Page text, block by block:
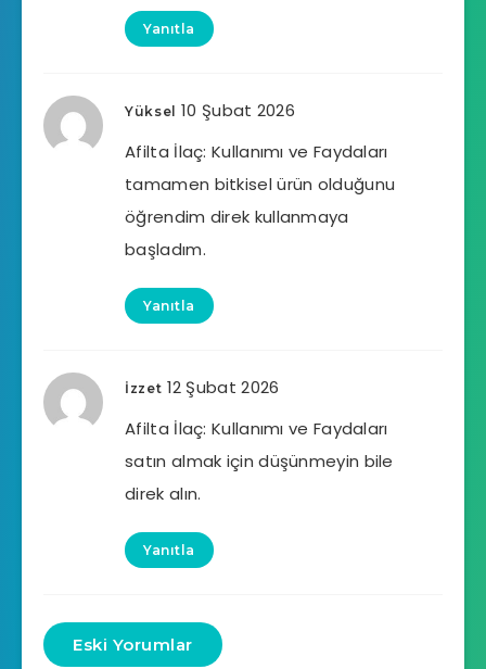
Yanıtla
Yüksel
10 Şubat 2026
Afilta İlaç: Kullanımı ve Faydaları
tamamen bitkisel ürün olduğunu
öğrendim direk kullanmaya
başladım.
Yanıtla
İzzet 12 Şubat 2026
Afilta İlaç: Kullanımı ve Faydaları
satın almak için düşünmeyin bile
direk alın.
Yanıtla
Eski Yorumlar